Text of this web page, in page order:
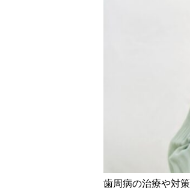
歯周病の治療や対